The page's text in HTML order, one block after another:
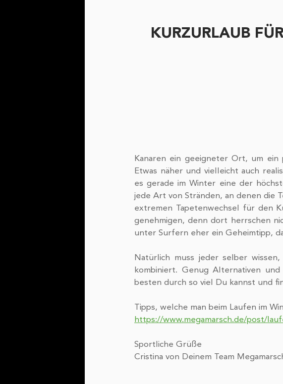
KURZURLAUB
Kanaren ein geeigneter Ort, um ein
Etwas näher und vielleicht auch
es gerade im Winter eine der
jede Art von Stränden, an denen die
extremen Tapetenwechsel für den
genehmigen, denn dort herrschen
unter Surfern eher ein Geheimtipp,
Natürlich muss jeder selber
kombiniert. Genug Alternativen
besten durch so viel Du kannst und
Tipps, welche man beim Laufen im
https://www.megamarsch.de/post/
Sportliche Grüße
Cristina von Deinem Team